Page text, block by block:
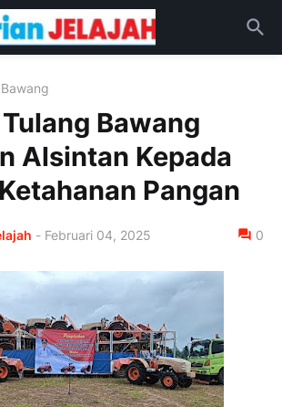
Bawang
Alsintan Kepada
Pangan
- Februari 04, 2025 0